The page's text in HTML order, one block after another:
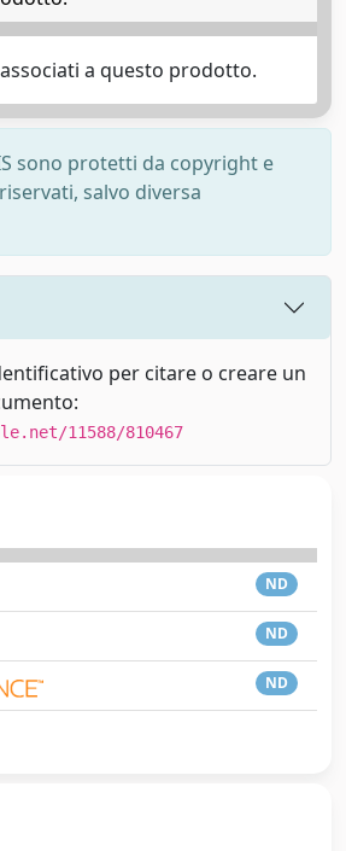
a questo prodotto.
sono protetti da copyright e
salvo diversa
per citare o creare un
11588/810467
ND
ND
ND